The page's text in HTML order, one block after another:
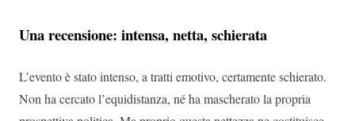
Una recensione: intensa, netta, schierata
L’evento è stato intenso, a tratti emotivo, certamente schierato.
Non ha cercato l’equidistanza, né ha mascherato la propria